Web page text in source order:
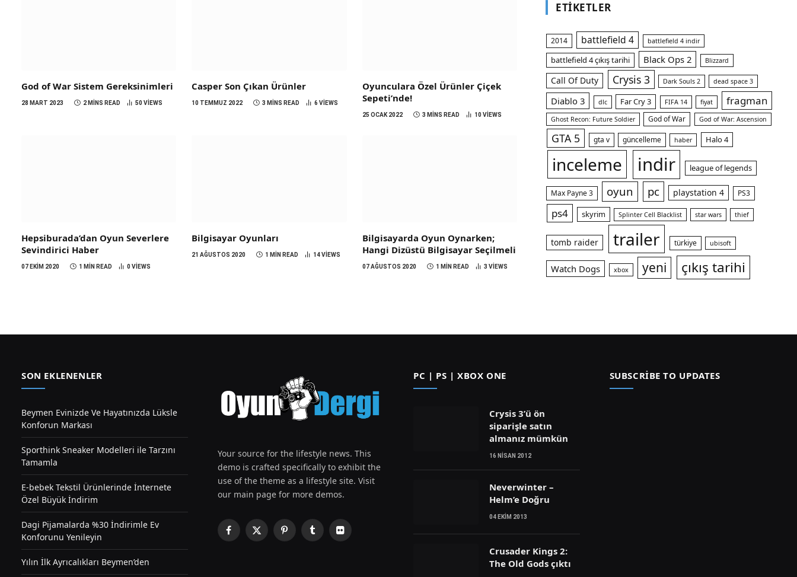
God of War Sistem Gereksinimleri
28 MART 2023 2 MINS READ 50 VIEWS
Casper Son Çıkan Ürünler
10 TEMMUZ 2022 3 MINS READ 6VIEWS
Oyunculara Özel Ürünler Çiçek
Sepeti’nde!
25 OCAK 2022 3 MINS READ 10 VIEWS
Hepsiburada’dan Oyun Severlere
Sevindirici Haber
07 EKIM 2020 1 MIN READ 0 VIEWS
Bilgisayar Oyunları
21 AĞUSTOS 2020 1 MIN READ 14VIEWS
Bilgisayarda Oyun Oynarken;
Hangi Dizüstü Bilgisayar Seçilmeli
07 AĞUSTOS 2020 1 MIN READ 3 VIEWS
ETIKETLER
2014 battlefield 4 battlefield 4 indir
battlefield 4 çıkış tarihi Black Ops 2 Blizzard
Call Of Duty Crysis 3 Dark Souls 2 dead space 3
Diablo 3 dlc Far Cry 3 FIFA 14 fiyat fragman
Ghost Recon: Future Soldier God of War God of War: Ascension
GTA 5 gta v güncelleme haber Halo 4
inceleme indir league of legends
Max Payne 3 oyun pc playstation 4 PS3
ps4 skyrim Splinter Cell Blacklist star wars thief
tomb raider trailer türkiye ubisoft
Watch Dogs xbox yeni çıkış tarihi
SON EKLENENLER
Beymen Evinizde Ve Hayatınızda Lüksle
Konforun Markası
Sporthink Sneaker Modelleri ile Tarzını
Tamamla
E-bebek Tekstil Ürünlerinde İnternete
Özel Büyük İndirim
Dagi Pijamalarda %30 İndirimle Ev
Konforunu Yenileyin
Yılın İlk Ayrıcalıkları Beymen’den
Your source for the lifestyle news. This
demo is crafted specifically to exhibit the
use of the theme as a lifestyle site. Visit
our main page for more demos.
Facebook
X
PinterestTumblrFlickr
PC | PS | XBOX ONE
Crysis 3’ü ön
siparişle satın
almanız mümkün
16 NISAN 2012
Neverwinter –
Helm’e Doğru
04 EKIM 2013
Crusader Kings 2:
The Old Gods çıktı
SUBSCRIBE TO UPDATES